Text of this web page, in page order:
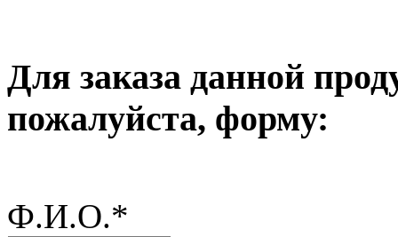
Для заказа данной
пожалуйста, форму:
Ф.И.О.*